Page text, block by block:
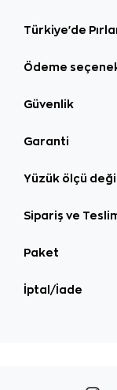
Türkiye'de
Ödeme
Güvenlik
Garanti
Yüzük ölçü
Sipariş ve
Paket
İptal/İade